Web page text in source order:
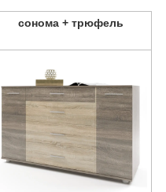
сонома + трюфель